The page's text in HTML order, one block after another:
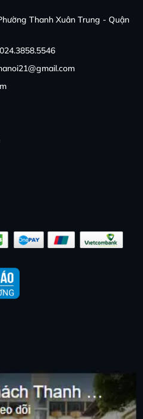
Thanh Xuân Trung - Quận